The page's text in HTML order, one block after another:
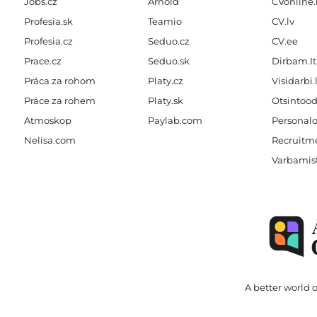
Profesia.sk
Profesia.cz
Prace.cz
Práca za rohom
Práce za rohem
Atmoskop
Nelisa.com
Teamio
Seduo.cz
Seduo.sk
Platy.cz
Platy.sk
Paylab.com
CV.lv
CV.ee
Dirbam.It
A better world